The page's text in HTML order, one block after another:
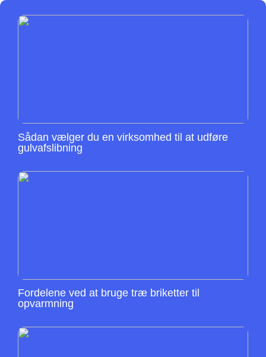
Sådan vælger du en virksomhed til at udføre
gulvafslibning
Fordelene ved at bruge træ briketter til
opvarmning